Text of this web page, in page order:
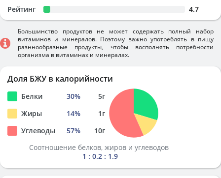
Рейтинг 4.7
Большинство продуктов не может содержать полный набор
витаминов и минералов. Поэтому важно употреблять в пищу
разннообразные продукты, чтобы восполнять потребности
организма в витаминах и минералах.
Доля БЖУ в калорийности
Белки 30% 5г
Жиры
14% 1г
Углеводы
57% 10г
Соотношение белков, жиров и углеводов
1 : 0.2 : 1.9